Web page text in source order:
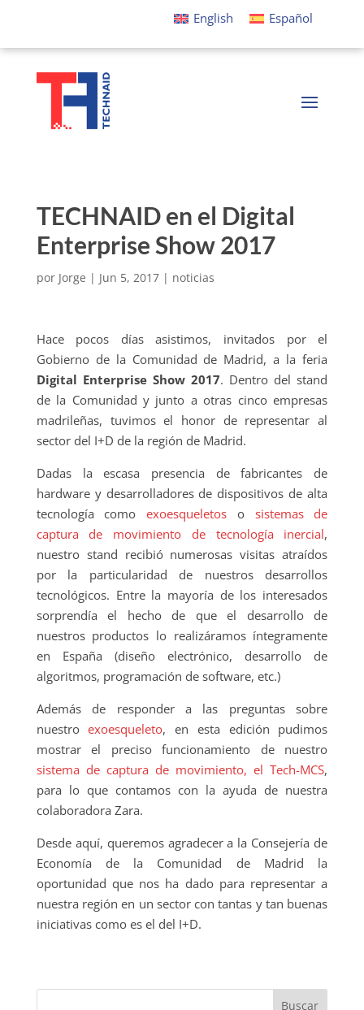
English Español
TECHNAID en el Digital
Enterprise Show 2017
por Jorge | Jun 5, 2017| noticias
Hace pocos días asistimos, invitados por el
Gobierno de la Comunidad de Madrid, a la feria
Digital Enterprise Show 2017. Dentro del stand
de la Comunidad y junto a otras cinco empresas
madrileñas, tuvimos el honor de representar al
sector del I+D de la región de Madrid.
Dadas la escasa presencia de fabricantes de
hardware y desarrolladores de dispositivos de alta
tecnología comoexoesqueletos o sistemas de
captura de movimiento de tecnología inercial,
nuestro stand recibió numerosas visitas atraídos
por la particularidad de nuestros desarrollos
tecnológicos. Entre la mayoría de los interesados
sorprendía el hecho de que el desarrollo de
nuestros productos lo realizáramos íntegramente
en España (diseño electrónico, desarrollo de
algoritmos, programación de software, etc.)
Además de responder a las preguntas sobre
nuestroexoesqueleto, en esta edición pudimos
mostrar el preciso funcionamiento de nuestro
sistema de captura de movimiento, el Tech-MCS,
para lo que contamos con la ayuda de nuestra
colaboradora Zara.
Desde aquí, queremos agradecer a la Consejería de
Economía de la Comunidad de Madrid la
oportunidad que nos ha dado para representar a
nuestra región en un sector con tantas y tan buenas
iniciativas como es el del I+D.
Buscar